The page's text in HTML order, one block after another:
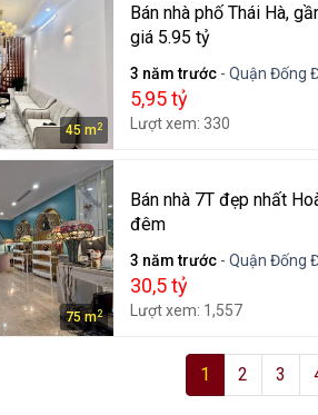
45 m 2
Bán nhà phố Thái Hà,
giá 5.95 tỷ
3 năm trước - Quận Đống
5,95 tỷ
Lượt xem: 330
75 m2
Bán nhà 7T đẹp nhất
đêm
3 năm trước - Quận Đống
30,5 tỷ
Lượt xem: 1,557
1 2 3